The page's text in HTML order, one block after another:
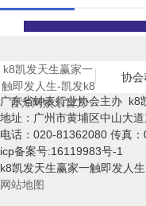
k8凯发天生赢家一
触即发人生-凯发k8
官方网娱乐官方
协会
广东省钟表行业协会主办 k8
地址：广州市黄埔区中山大
电话：020-81362080 传真：
icp备案号:16119983号-1
k8凯发天生赢家一触即发人
网站地图